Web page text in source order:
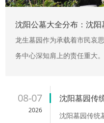
龙生墓园作为承载着市民哀
务中心深知肩上的责任重大
民能够安心、放心。-龙生墓
地、殡仪馆信息的服务网站
阳十公墓龙生墓园怎么样？
08-07
2026
沈阳墓园传统